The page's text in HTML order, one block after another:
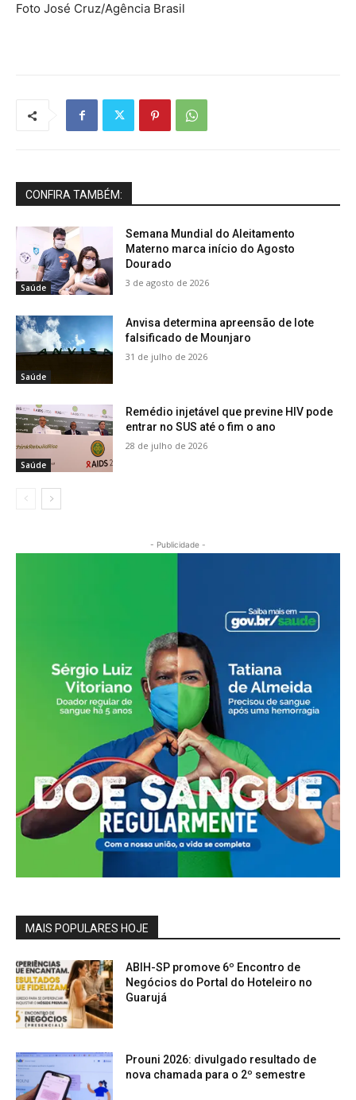
Foto José Cruz/Agência Brasil
CONFIRA TAMBÉM:
Saúde
Semana Mundial do Aleitamento
Materno marca início do Agosto
Dourado
3 de agosto de 2026
Saúde
Anvisa determina apreensão de lote
falsificado de Mounjaro
31 de julho de 2026
Saúde
Remédio injetável que previne HIV pode
entrar no SUS até o fim o ano
28 de julho de 2026
- Publicidade -
MAIS POPULARES HOJE
ABIH-SP promove 6º Encontro de
Negócios do Portal do Hoteleiro no
Guarujá
Prouni 2026: divulgado resultado de
nova chamada para o 2º semestre